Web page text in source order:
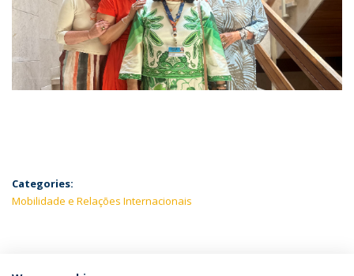
Categories:
Mobilidade e Relações Internacionais